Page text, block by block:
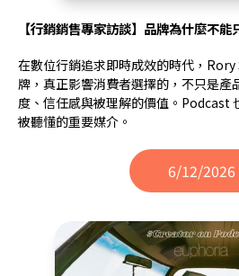
【行銷銷售專家訪談】品牌為什麼不能
在數位行銷追求即時成效的時代，
牌，真正影響消費者選擇的，不只是產
度、信任感與被理解的價值。Podcast
被聽懂的重要媒介。
6/12/2026